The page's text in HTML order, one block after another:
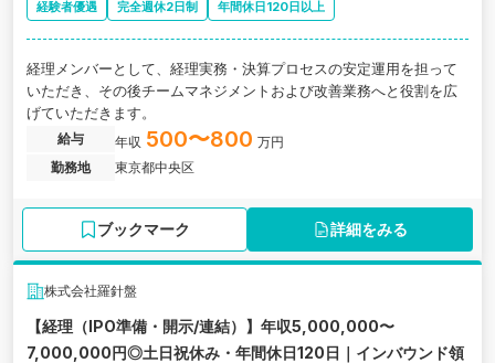
経験者優遇 完全週休2日制 年間休日120日以上
経理メンバーとして、経理実務・決算プロセスの安定運用を担って
いただき、その後チームマネジメントおよび改善業務へと役割を広
げていただきます。
給与 年収 500〜800 万円
勤務地
東京都中央区
ブックマーク 詳細をみる
株式会社羅針盤
【経理（IPO準備・開示/連結）】年収5,000,000〜
7,000,000円◎土日祝休み・年間休日120日｜インバウンド領